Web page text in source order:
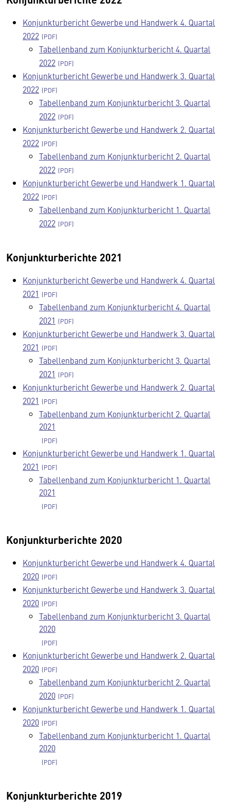
Konjunkturbericht Gewerbe und Handwerk 4. Quartal
2022
Tabellenband zum Konjunkturbericht 4. Quartal
2022
Konjunkturbericht Gewerbe und Handwerk 3. Quartal
2022
Tabellenband zum Konjunkturbericht 3. Quartal
2022
Konjunkturbericht Gewerbe und Handwerk 2. Quartal
2022
Tabellenband zum Konjunkturbericht 2. Quartal
2022
Konjunkturbericht Gewerbe und Handwerk 1. Quartal
2022
Tabellenband zum Konjunkturbericht 1. Quartal
2022
Konjunkturberichte 2021
Konjunkturbericht Gewerbe und Handwerk 4. Quartal
2021
Tabellenband zum Konjunkturbericht 4. Quartal
2021
Konjunkturbericht Gewerbe und Handwerk 3. Quartal
2021
Tabellenband zum Konjunkturbericht 3. Quartal
2021
Konjunkturbericht Gewerbe und Handwerk 2. Quartal
2021
Tabellenband zum Konjunkturbericht 2. Quartal
2021
Konjunkturbericht Gewerbe und Handwerk 1. Quartal
2021
Tabellenband zum Konjunkturbericht 1. Quartal
2021
Konjunkturberichte 2020
Konjunkturbericht Gewerbe und Handwerk 4. Quartal
2020
Konjunkturbericht Gewerbe und Handwerk 3. Quartal
2020
Tabellenband zum Konjunkturbericht 3. Quartal
2020
Konjunkturbericht Gewerbe und Handwerk 2. Quartal
2020
Tabellenband zum Konjunkturbericht 2. Quartal
2020
Konjunkturbericht Gewerbe und Handwerk 1. Quartal
2020
Tabellenband zum Konjunkturbericht 1. Quartal
2020
Konjunkturberichte 2019